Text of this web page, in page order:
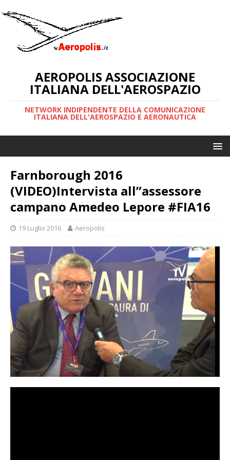
AEROPOLIS ASSOCIAZIONE
ITALIANA DELL'AEROSPAZIO
NETWORK INDIPENDENTE DELLA COMUNICAZIONE
ITALIANA DELL'AEROSPAZIO E AERONAUTICA
Farnborough 2016
(VIDEO)Intervista all”assessore
campano Amedeo Lepore #FIA16
19 Luglio 2016 Aeropolis